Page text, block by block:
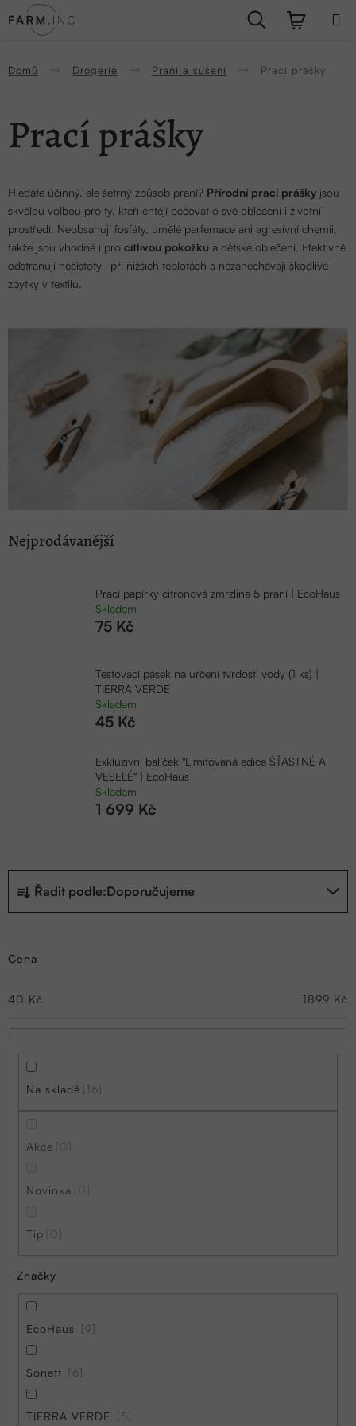
na
Hledat
Domů Drogerie Praní a sušení Prací prášky
Prací prášky
Hledáte účinný, ale šetrný způsob praní? Přírodní prací prášky jsou
skvělou volbou pro ty, kteří chtějí pečovat o své oblečení i životní
prostředí. Neobsahují fosfáty, umělé parfemace ani agresivní chemii,
takže jsou vhodné i pro citlivou pokožku a dětské oblečení. Efektivně
odstraňují nečistoty i při nižších teplotách a nezanechávají škodlivé
zbytky v textilu.
Nejprodávanější
Prací papírky citronová zmrzlina 5 praní | EcoHaus
Skladem
75 Kč
Testovací pásek na určení tvrdosti vody (1 ks) |
TIERRA VERDE
Skladem
45 Kč
Exkluzivní balíček "Limitovaná edice ŠŤASTNÉ A
VESELÉ" | EcoHaus
Skladem
1 699 Kč
a
e
n
Řadit podle:Doporučujeme
Cena
40 Kč 1899 Kč
Na skladě 16
Akce 0
Novinka 0
Tip 0
Značky
EcoHaus 9
Sonett 6
TIERRA VERDE 5